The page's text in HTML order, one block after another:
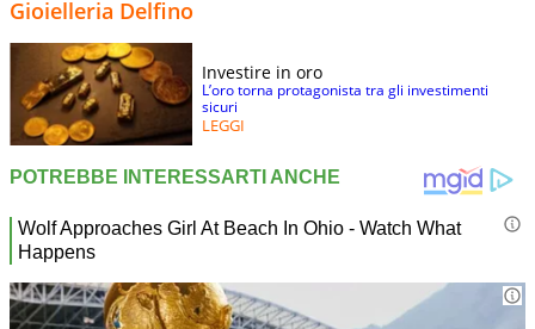
Gioielleria Delfino
Investire in oro
L’oro torna protagonista tra gli investimenti
sicuri
LEGGI